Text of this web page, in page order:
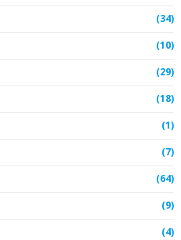
(34)
(10)
(29)
(18)
(1)
(7)
(64)
(9)
(4)